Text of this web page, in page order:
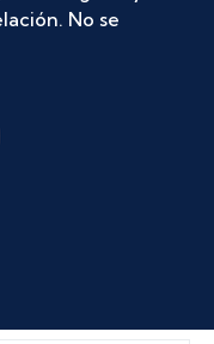
No se